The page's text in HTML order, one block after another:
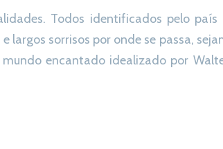
Todos identificados pelo país
largos sorrisos por onde se passa,
encantado idealizado por